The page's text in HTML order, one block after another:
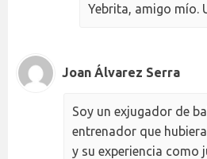
Yebrita, amigo mío.
Joan Álvarez Serra
Soy un exjugador de
entrenador que
y su experiencia como